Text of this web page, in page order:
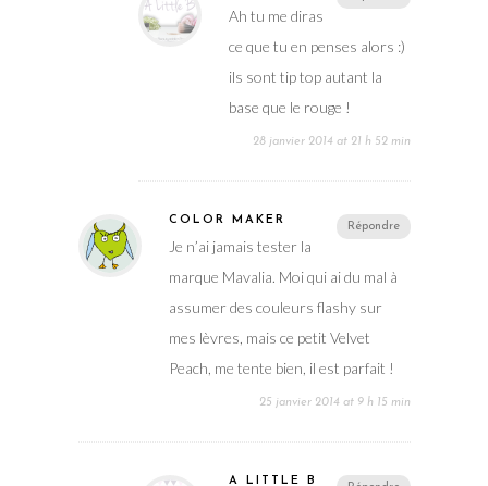
Ah tu me diras
ce que tu en penses alors :)
ils sont tip top autant la
base que le rouge !
28 janvier 2014 at 21 h 52 min
Répondre
COLOR MAKER
Je n’ai jamais tester la
marque Mavalia. Moi qui ai du mal à
assumer des couleurs flashy sur
mes lèvres, mais ce petit Velvet
Peach, me tente bien, il est parfait !
25 janvier 2014 at 9 h 15 min
A LITTLE B